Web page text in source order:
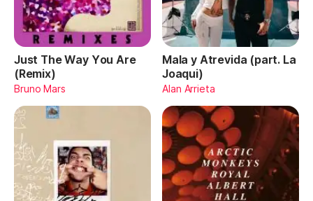
Just The Way You Are
(Remix)
Bruno Mars
Mala y Atrevida (part. La
Joaqui)
Alan Arrieta